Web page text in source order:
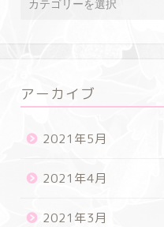
アーカイブ
2021年5月
2021年4月
2021年3月